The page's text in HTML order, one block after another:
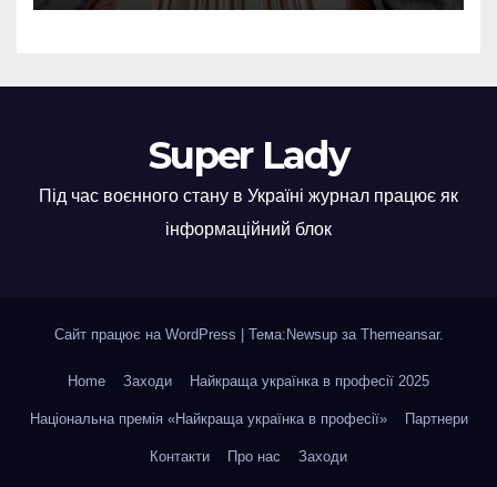
Super Lady
Під час воєнного стану в Україні журнал працює як
інформаційний блок
Сайт працює на WordPress Тема:Newsup за Themeansar.
Home Заходи Найкраща українка в професії 2025
Національна премія «Найкраща українка в професії» Партнери
Контакти Про нас Заходи